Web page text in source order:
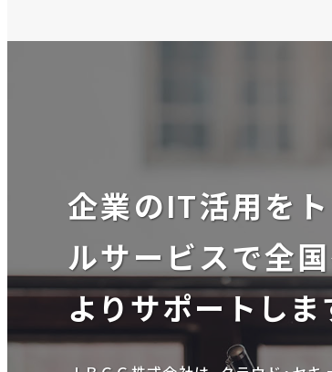
企業のIT活用を
ルサービスで全
よりサポートしま